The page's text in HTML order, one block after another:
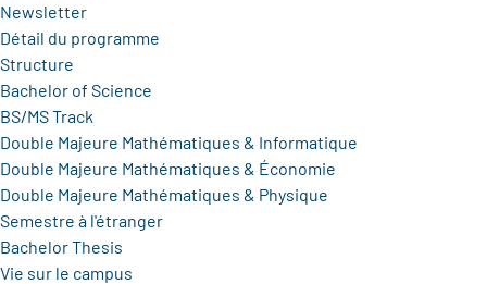
Newsletter
Détail du programme
Structure
Bachelor of Science
BS/MS Track
Double Majeure Mathématiques & Informatique
Double Majeure Mathématiques & Économie
Double Majeure Mathématiques & Physique
Semestre à l'étranger
Bachelor Thesis
Vie sur le campus